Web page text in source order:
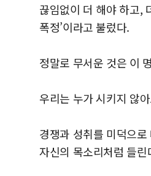
끊임없이 더 해야 하고,
폭정’이라고 불렀다.
정말로 무서운 것은 이
우리는 누가 시키지 않
경쟁과 성취를 미덕으
자신의 목소리처럼 들린